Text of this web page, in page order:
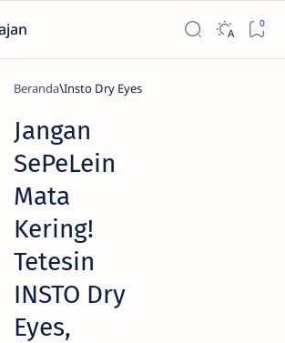
Beranda Insto Dry Eyes
Jangan
SePeLein
Mata
Kering!
Tetesin
INSTO Dry
Eyes,